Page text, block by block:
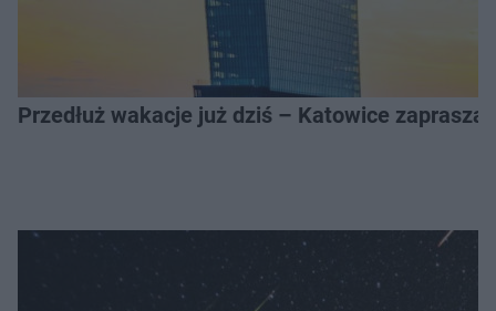
Przedłuż wakacje już dziś – Katowice